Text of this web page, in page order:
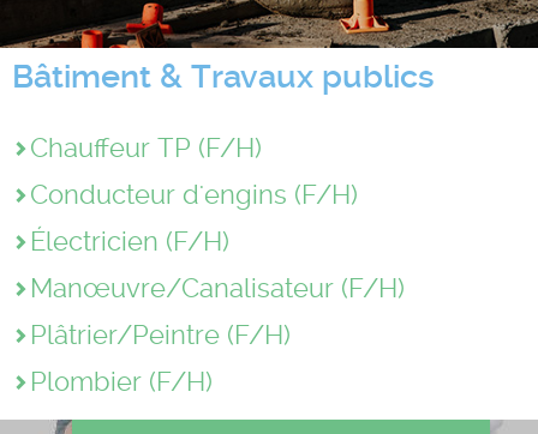
Bâtiment & Travaux publics
Chauffeur TP (F/H)
Conducteur d'engins (F/H)
Électricien (F/H)
Manœuvre/Canalisateur (F/H)
Plâtrier/Peintre (F/H)
Plombier (F/H)